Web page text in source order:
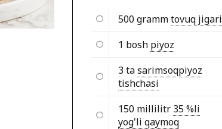
500 grammtovuq jigari
1 bosh piyoz
3 tasarimsoqpiyoz
tishchasi
150 millilitr 35 %li
yog'li qaymoq